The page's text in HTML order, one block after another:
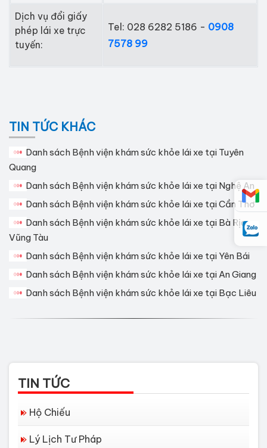
Dịch vụ đổi giấy
phép lái xe trực
tuyến:
Tel: 028 6282 5186 - 0908
7578 99
TIN TỨC KHÁC
Danh sách Bệnh viện khám sức khỏe lái xe tại Tuyên
Quang
Danh sách Bệnh viện khám sức khỏe lái xe tại Nghệ An
Danh sách Bệnh viện khám sức khỏe lái xe tại Cần Thơ
Danh sách Bệnh viện khám sức khỏe lái xe tại Bà Rịa
Vũng Tàu
Danh sách Bệnh viện khám sức khỏe lái xe tại Yên Bái
Danh sách Bệnh viện khám sức khỏe lái xe tại An Giang
Danh sách Bệnh viện khám sức khỏe lái xe tại Bạc Liêu
TIN TỨC
Hộ Chiếu
Lý Lịch Tư Pháp